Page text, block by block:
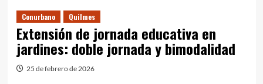
Conurbano Quilmes
Extensión de jornada educativa en
jardines: doble jornada y bimodalidad
25 de febrero de 2026